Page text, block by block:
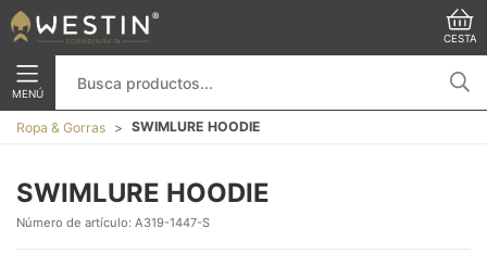
CESTA
MENÚ
Ropa & Gorras SWIMLURE HOODIE
SWIMLURE HOODIE
Número de artículo: A319-1447-S